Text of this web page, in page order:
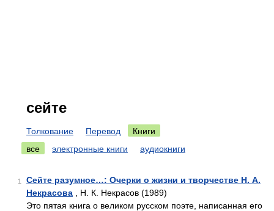
сейте
Толкование Перевод
Книги
все
электронные книги аудиокниги
1
Сейте разумное…: Очерки о жизни и творчестве Н. А.
Некрасова , Н. К. Некрасов (1989)
Это пятая книга о великом русском поэте, написанная его